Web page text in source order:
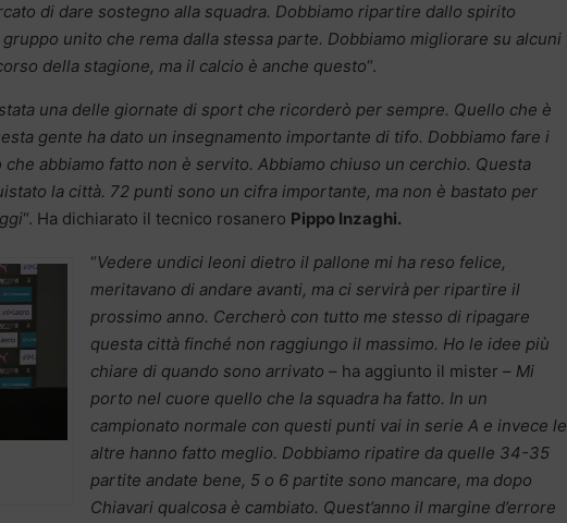
di dare sostegno alla squadra. Dobbiamo ripartire dallo spirito
gruppo unito che rema dalla stessa parte. Dobbiamo migliorare su alcuni
della stagione, ma il calcio è anche questo“.
stata una delle giornate di sport che ricorderò per sempre. Quello che è
gente ha dato un insegnamento importante di tifo. Dobbiamo fare i
abbiamo fatto non è servito. Abbiamo chiuso un cerchio. Questa
la città. 72 punti sono un cifra importante, ma non è bastato per
“. Ha dichiarato il tecnico rosanero Pippo Inzaghi.
“Vedere undici leoni dietro il pallone mi ha reso felice,
meritavano di andare avanti, ma ci servirà per ripartire il
prossimo anno. Cercherò con tutto me stesso di ripagare
questa città finché non raggiungo il massimo. Ho le idee più
chiare di quando sono arrivato – ha aggiunto il mister – Mi
porto nel cuore quello che la squadra ha fatto. In un
campionato normale con questi punti vai in serie A e invece le
altre hanno fatto meglio. Dobbiamo ripatire da quelle 34-35
partite andate bene, 5 o 6 partite sono mancare, ma dopo
Chiavari qualcosa è cambiato. Quest’anno il margine d’errore